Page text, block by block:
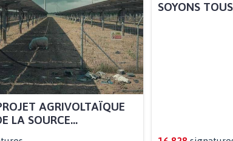
AGRIVOLTAÏQUE
LA SOURCE...